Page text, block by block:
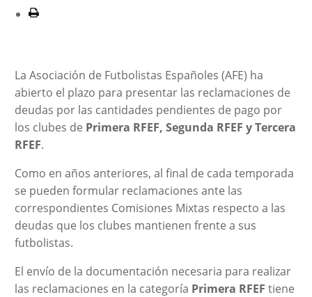
La Asociación de Futbolistas Españoles (AFE) ha
abierto el plazo para presentar las reclamaciones de
deudas por las cantidades pendientes de pago por
los clubes de Primera RFEF, Segunda RFEF y Tercera
RFEF.
Como en años anteriores, al final de cada temporada
se pueden formular reclamaciones ante las
correspondientes Comisiones Mixtas respecto a las
deudas que los clubes mantienen frente a sus
futbolistas.
El envío de la documentación necesaria para realizar
las reclamaciones en la categoría Primera RFEF tiene